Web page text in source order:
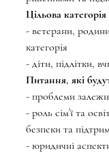
Цільова
- ветерани,
категорія
- діти, підлітки,
Питання, які
- проблеми
- роль сім’ї та
безпеки та
- юридичні